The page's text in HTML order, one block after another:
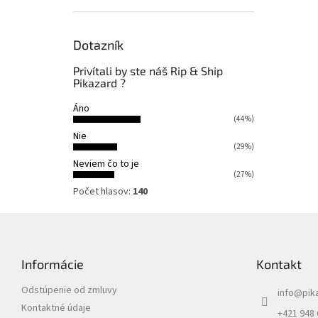
Dotazník
Privítali by ste náš Rip & Ship
Pikazard ?
Áno
(44%)
Nie
(29%)
Neviem čo to je
(27%)
Počet hlasov: 140
Informácie
Odstúpenie od zmluvy
Kontaktné údaje
Kontakt
info@
+421 948